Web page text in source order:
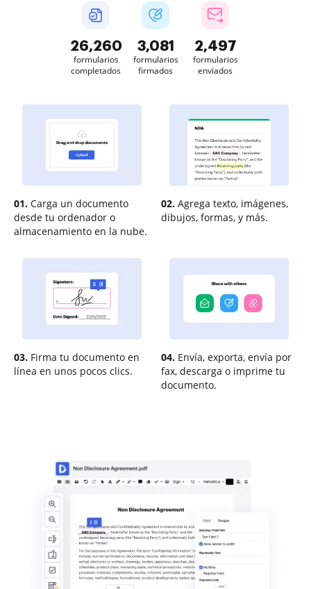
26,260
formularios
completados
3,081
formularios
firmados
2,497
formularios
enviados
01. Carga un documento
desde tu ordenador o
almacenamiento en la nube.
02. Agrega texto, imágenes,
dibujos, formas, y más.
03. Firma tu documento en
línea en unos pocos clics.
04. Envía, exporta, envía por
fax, descarga o imprime tu
documento.